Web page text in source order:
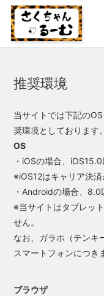
推奨環境
当サイトでは下記の
奨環境としております。
OS
・iOSの場合、iOS15.0
※iOS12はキャリア決済
・Androidの場合、8.0
※当サイトはタブレッ
せん。
なお、ガラホ（テンキ
スマートフォンにつき
ブラウザ